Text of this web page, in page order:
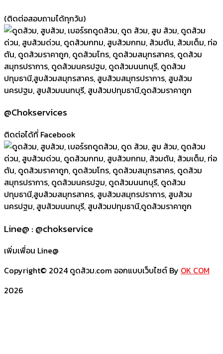
(ติดต่อสอบถามได้ทุกวัน)
@Chokservices
ติดต่อได้ที่ Facebook
Line@ : @chokservice
เพิ่มเพื่อน Line@
Copyright© 2024 ดูดส้วม.com ออกแบบเว็บไซต์ By OK COM
2026